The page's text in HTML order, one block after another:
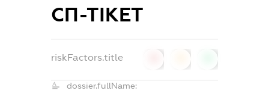
СП-ТІКЕТ
riskFactors.title
dossier.fullName: